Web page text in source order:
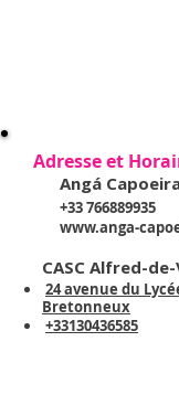
Adresse et
Angá
+33 766889935
www.anga-
CASC Alfred-
24 avenue du
Bretonneux
+33130436585